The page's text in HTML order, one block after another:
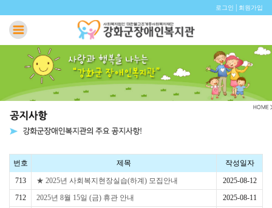
로그인 회원가입
번호 제목 작성일자
713 ★ 2025년 사회복지현장실습(하계) 모집안내
2025-08-12
712
2025년 8월 15일 (금) 휴관 안내 2025-08-11